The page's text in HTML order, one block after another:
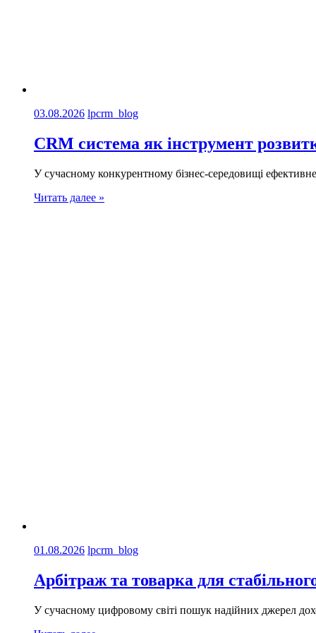
03.08.2026 lpcrm_blog
CRM система як інструмент
У сучасному конкурентному бізнес-середовищі
Читать далее »
01.08.2026 lpcrm_blog
Арбітраж та товарка для
У сучасному цифровому світі пошук надійних джерел